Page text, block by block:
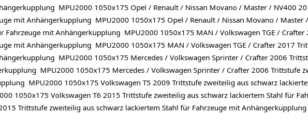
MPU2000 1050x175 Opel / Renault / Nissan Movano / Master / NV400
mit Anhängerkupplung MPU2000 1050x175 Opel / Renault / Nissan Movano / Master
Fahrzeuge mit Anhängerkupplung MPU2000 1050x175 MAN / Volkswagen TGE /
mit Anhängerkupplung MPU2000 1050x175 MAN / Volkswagen TGE / Crafter 2017
MPU2000 1050x175 Mercedes / Volkswagen Sprinter / Crafter 2006
MPU2000 1050x175 Mercedes / Volkswagen Sprinter / Crafter 2006 Trittstufe
MPU2000 1050x175 Volkswagen T5 2009 Trittstufe zweiteilig aus schwarz
1050x175 Volkswagen T6 2015 Trittstufe zweiteilig aus schwarz lackiertem Stahl für
Trittstufe zweiteilig aus schwarz lackiertem Stahl für Fahrzeuge mit